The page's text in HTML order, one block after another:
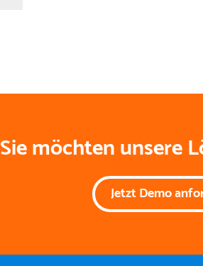
Sie möchten unsere
Jetzt Demo